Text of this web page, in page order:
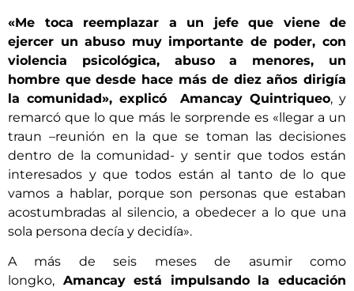
«Me toca reemplazar a un jefe que viene de
ejercer un abuso muy importante de poder, con
violencia psicológica, abuso a menores, un
hombre que desde hace más de diez años dirigía
la comunidad», explicó Amancay Quintriqueo, y
remarcó que lo que más le sorprende es «llegar a un
traun –reunión en la que se toman las decisiones
dentro de la comunidad- y sentir que todos están
interesados y que todos están al tanto de lo que
vamos a hablar, porque son personas que estaban
acostumbradas al silencio, a obedecer a lo que una
sola persona decía y decidía».
A más de seis meses de asumir como
longko, Amancay está impulsando la educación